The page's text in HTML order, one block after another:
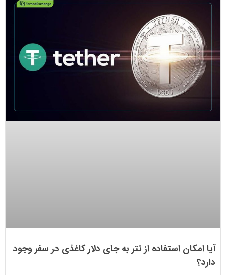
آیا امکان استفاده از تتر به جای دلار کاغذی در سفر وجود
دارد؟